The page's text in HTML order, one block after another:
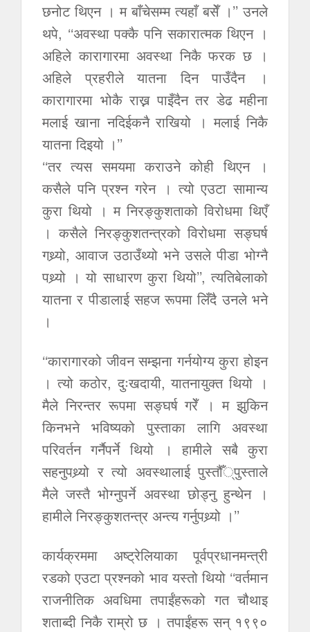
छनोट थिएन । म बाँचेसम्म त्यहाँ बसेँ ।’’ उनले
थपे, ‘‘अवस्था पक्कै पनि सकारात्मक थिएन ।
अहिले कारागारमा अवस्था निकै फरक छ ।
अहिले प्रहरीले यातना दिन पाउँदैन ।
कारागारमा भोकै राख्न पाइँदैन तर डेढ महीना
मलाई खाना नदिईकनै राखियो । मलाई निकै
यातना दिइयो ।’’
‘‘तर त्यस समयमा कराउने कोही थिएन ।
कसैले पनि प्रश्न गरेन । त्यो एउटा सामान्य
कुरा थियो । म निरङ्कुशताको विरोधमा थिएँ
। कसैले निरङ्कुशतन्त्रको विरोधमा सङ्घर्ष
गथ्र्यो, आवाज उठाउँथ्यो भने उसले पीडा भोग्नै
पथ्र्यो । यो साधारण कुरा थियो’’, त्यतिबेलाको
यातना र पीडालाई सहज रूपमा लिँदै उनले भने
।
‘‘कारागारको जीवन सम्झना गर्नयोग्य कुरा होइन
। त्यो कठोर, दुःखदायी, यातनायुक्त थियो ।
मैले निरन्तर रूपमा सङ्घर्ष गरेँ । म झुकिन
किनभने भविष्यको पुस्ताका लागि अवस्था
परिवर्तन गर्नैपर्ने थियो । हामीले सबै कुरा
सहनुपथ्र्यो र त्यो अवस्थालाई पुस्तौँ्पुस्ताले
मैले जस्तै भोग्नुपर्ने अवस्था छोड्नु हुन्थेन ।
हामीले निरङ्कुशतन्त्र अन्त्य गर्नुपथ्र्यो ।’’
कार्यक्रममा अष्ट्रेलियाका पूर्वप्रधानमन्त्री
रडको एउटा प्रश्नको भाव यस्तो थियो ‘‘वर्तमान
राजनीतिक अवधिमा तपाईंहरूको गत चौथाइ
शताब्दी निकै राम्रो छ । तपाईंहरू सन् १९९०